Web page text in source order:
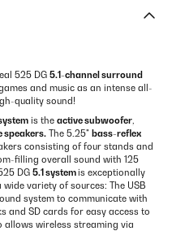
525 DG 5.1-channel surround
and music as an intense all-
quality sound!
is the active subwoofer,
speakers. The 5.25" bass-reflex
consisting of four stands and
filling overall sound with 125
DG 5.1 systemis exceptionally
variety of sources: The USB
system to communicate with
and SD cards for easy access to
allows wireless streaming via